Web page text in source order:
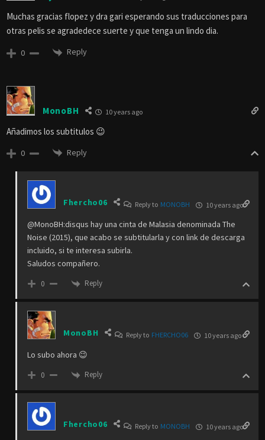
Muchas gracias flopez y dra gari esperando sus traducciones para
otras pelis se agradedece suerte y que tenga un lindo dia.
0 Reply
MonoBH 10 years ago
Añadimos los subtitulos 😉
0 Reply
Fhercho06 Reply to MONOBH 10 years ago
@MonoBH:disqus hay una cinta de Malasia denominada The
Noise (2015), que acabo se subtitularla y con link de descarga
incluido, si te interesa subirla.
Saludos compañero.
0 Reply
MonoBH Reply to FHERCHO06 10 years ago
Lo subo ahora 😉
0 Reply
Fhercho06 Reply to MONOBH 10 years ago